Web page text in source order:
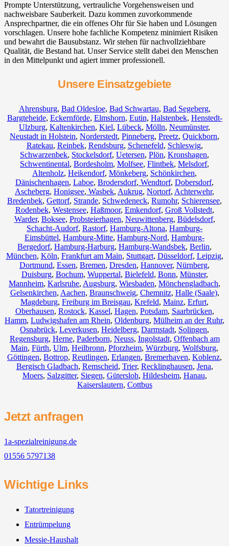
Prompte Unterstützung, vertrauliche Vorgehensweisen und
nachweisbare Sauberkeit. Dazu kommen zuvorkommende
Ansprechpartner, die ein offenes Ohr für Sie haben und Lösungen
vorschlagen. Unsere hohe fachliche Kompetenz minimiert Risiken
und bewahrt die Bausubstanz. Wir stehen für nachvollziehbare
Qualität, die Bestand hat. Unser Service stellt dabei den Menschen
in den Mittelpunkt und agiert immer professionell.
Unsere Einsatzgebiete
Ahrensburg, Bad Oldesloe, Bad Schwartau, Bad Segeberg,
Bargteheide, Eckernförde, Elmshorn, Eutin, Halstenbek, Henstedt-
Ulzburg, Kaltenkirchen, Kiel, Lübeck, Mölln, Neumünster,
Neustadt in Holstein, Norderstedt, Pinneberg, Preetz, Quickborn,
Ratekau, Reinbek, Rendsburg, Schenefeld, Schleswig,
Schwarzenbek, Stockelsdorf, Uetersen, Plön, Kronshagen,
Schwentinental, Bordesholm, Molfsee, Flintbek, Melsdorf,
Altenholz, Heikendorf, Mönkeberg, Schönkirchen,
Dänischenhagen, Laboe, Brodersdorf, Wendtorf, Dobersdorf,
Ascheberg, Honigsee, Wasbek, Aukrug, Nortorf, Achterwehr,
Bredenbek, Gettorf, Strande, Schwedeneck, Rumohr, Schierensee,
Rodenbek, Westensee, Haßmoor, Emkendorf, Groß Vollstedt,
Warder, Boksee, Probsteierhagen, Neuwittenberg, Büdelsdorf,
Schacht-Audorf, Rastorf, Hamburg-Altona, Hamburg-
Eimsbüttel, Hamburg-Mitte, Hamburg-Nord, Hamburg-
Bergedorf, Hamburg-Harburg, Hamburg-Wandsbek, Berlin,
München, Köln, Frankfurt am Main, Stuttgart, Düsseldorf, Leipzig,
Dortmund, Essen, Bremen, Dresden, Hannover, Nürnberg,
Duisburg, Bochum, Wuppertal, Bielefeld, Bonn, Münster,
Mannheim, Karlsruhe, Augsburg, Wiesbaden, Mönchengladbach,
Gelsenkirchen, Aachen, Braunschweig, Chemnitz⁠, Halle (Saale),
Magdeburg, Freiburg im Breisgau, Krefeld, Mainz, Erfurt,
Oberhausen, Rostock, Kassel, Hagen, Potsdam, Saarbrücken,
Hamm, Ludwigshafen am Rhein, Oldenburg, Mülheim an der Ruhr,
Osnabrück, Leverkusen, Heidelberg, Darmstadt, Solingen,
Regensburg, Herne, Paderborn, Neuss, Ingolstadt, Offenbach am
Main, Fürth, Ulm, Heilbronn, Pforzheim, Würzburg, Wolfsburg,
Göttingen, Bottrop, Reutlingen, Erlangen, Bremerhaven, Koblenz,
Bergisch Gladbach, Remscheid, Trier, Recklinghausen, Jena,
Moers, Salzgitter, Siegen, Gütersloh, Hildesheim, Hanau,
Kaiserslautern, Cottbus
Jetzt anfragen
1a-spezialreinigung.de
01556 5797138
Wichtige Links
Tatortreinigung
Entrümpelung
Messie-Haushalt